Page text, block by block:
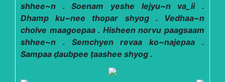
shhee~n . Soenam yeshe lejyu~n va_ii .
Dhamp ku~nee thopar shyog . Vedhaa~n
cholve maagoepaa . Hisheen norvu paagsaam
shhee~n . Semchyen revaa ko~najepaa .
Sampaa ḍaubpee ṭaashee shyog .